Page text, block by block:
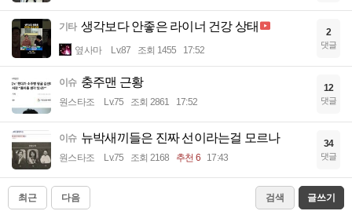
기타 생각보다 안좋은 라이너 건강 상태
옆사마 Lv.87 조회 1455 17:52
2
댓글
이슈 충주맨 근황
원스타조 Lv.75 조회 2861 17:52
12
댓글
이슈 뉴박새끼들은 진짜 선이라는걸 모르나
원스타조 Lv.75 조회 2168 추천 6 17:43
34
댓글
최근 다음 검색 글쓰기